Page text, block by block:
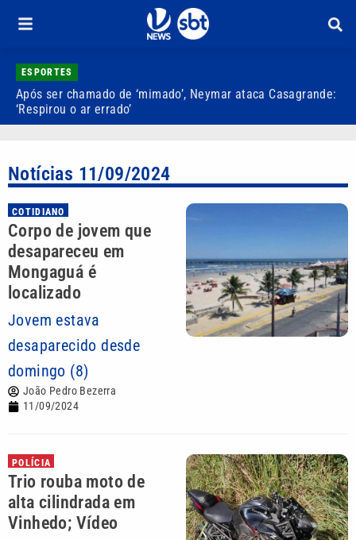
ESPORTES
Após ser chamado de ‘mimado’, Neymar ataca Casagrande:
‘Respirou o ar errado’
Notícias 11/09/2024
COTIDIANO
Corpo de jovem que
desapareceu em
Mongaguá é
localizado
Jovem estava
desaparecido desde
domingo (8)
João Pedro Bezerra
11/09/2024
POLÍCIA
Trio rouba moto de
alta cilindrada em
Vinhedo; Vídeo